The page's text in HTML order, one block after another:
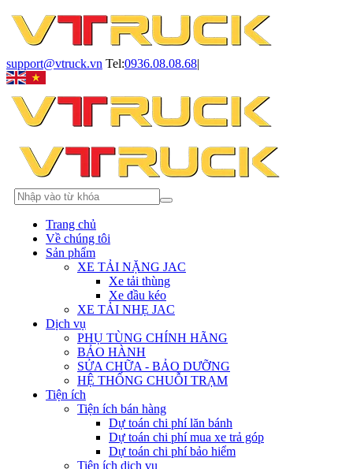
support@vtruck.vn Tel:0936.08.08.68|
Trang chủ
Về chúng tôi
Sản phẩm
XE TẢI NẶNG JAC
Xe tải thùng
Xe đầu kéo
XE TẢI NHẸ JAC
Dịch vụ
PHỤ TÙNG CHÍNH HÃNG
BẢO HÀNH
SỬA CHỮA - BẢO DƯỠNG
HỆ THỐNG CHUỖI TRẠM
Tiện ích
Tiện ích bán hàng
Dự toán chi phí lăn bánh
Dự toán chi phí mua xe trả góp
Dự toán chi phí bảo hiểm
Tiện ích dịch vụ